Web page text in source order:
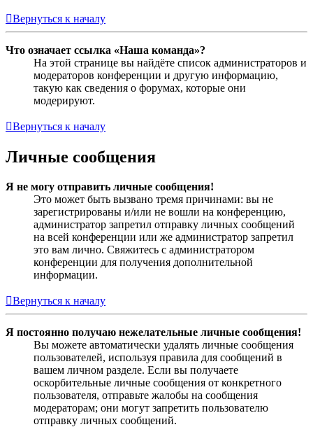
Вернуться к началу
Что означает ссылка «Наша команда»?
На этой странице вы найдёте список администраторов и
модераторов конференции и другую информацию,
такую как сведения о форумах, которые они
модерируют.
Вернуться к началу
Личные сообщения
Я не могу отправить личные сообщения!
Это может быть вызвано тремя причинами: вы не
зарегистрированы и/или не вошли на конференцию,
администратор запретил отправку личных сообщений
на всей конференции или же администратор запретил
это вам лично. Свяжитесь с администратором
конференции для получения дополнительной
информации.
Вернуться к началу
Я постоянно получаю нежелательные личные сообщения!
Вы можете автоматически удалять личные сообщения
пользователей, используя правила для сообщений в
вашем личном разделе. Если вы получаете
оскорбительные личные сообщения от конкретного
пользователя, отправьте жалобы на сообщения
модераторам; они могут запретить пользователю
отправку личных сообщений.